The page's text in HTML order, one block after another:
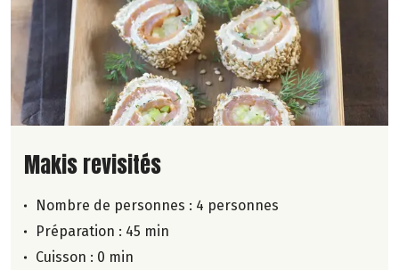
Lire la suite de la recette
Makis revisités
Nombre de personnes : 4 personnes
Préparation : 45 min
Cuisson : 0 min